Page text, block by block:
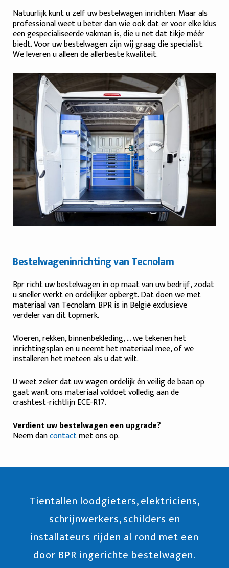
Natuurlijk kunt u zelf uw bestelwagen inrichten. Maar als
professional weet u beter dan wie ook dat er voor elke klus
een gespecialiseerde vakman is, die u net dat tikje méér
biedt. Voor uw bestelwagen zijn wij graag die specialist.
We leveren u alleen de allerbeste kwaliteit.
Bestelwageninrichting van Tecnolam
Bpr richt uw bestelwagen in op maat van uw bedrijf, zodat
u sneller werkt en ordelijker opbergt. Dat doen we met
materiaal van Tecnolam. BPR is in België exclusieve
verdeler van dit topmerk.
Vloeren, rekken, binnenbekleding, ... we tekenen het
inrichtingsplan en u neemt het materiaal mee, of we
installeren het meteen als u dat wilt.
U weet zeker dat uw wagen ordelijk én veilig de baan op
gaat want ons materiaal voldoet volledig aan de
crashtest-richtlijn ECE-R17.
Verdient uw bestelwagen een upgrade?
Neem dancontactmet ons op.
Tientallen loodgieters, elektriciens,
schrijnwerkers, schilders en
installateurs rijden al rond met een
door BPR ingerichte bestelwagen.